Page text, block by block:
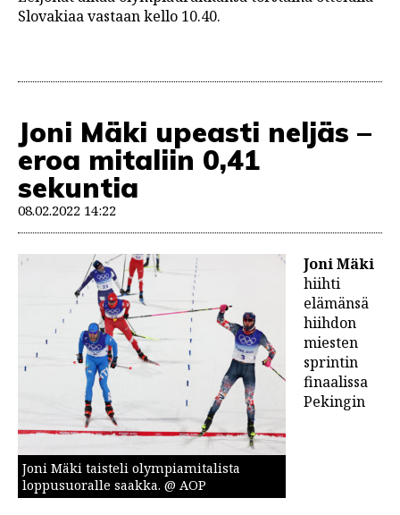
Slovakiaa vastaan kello 10.40.
Joni Mäki upeasti neljäs –
eroa mitaliin 0,41
sekuntia
08.02.2022 14:22
Joni Mäki taisteli olympiamitalista
loppusuoralle saakka. @ AOP
Joni Mäki
hiihti
elämänsä
hiihdon
miesten
sprintin
finaalissa
Pekingin